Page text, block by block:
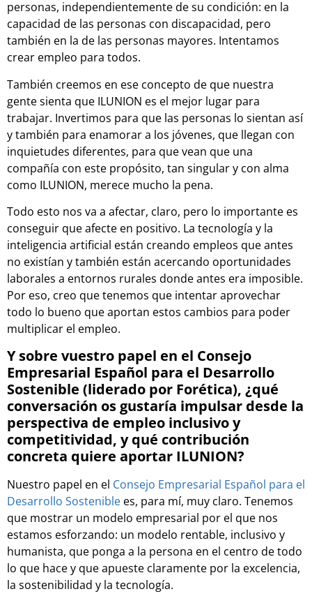
personas, independientemente de su condición: en la
capacidad de las personas con discapacidad, pero
también en la de las personas mayores. Intentamos
crear empleo para todos.
También creemos en ese concepto de que nuestra
gente sienta que ILUNION es el mejor lugar para
trabajar. Invertimos para que las personas lo sientan así
y también para enamorar a los jóvenes, que llegan con
inquietudes diferentes, para que vean que una
compañía con este propósito, tan singular y con alma
como ILUNION, merece mucho la pena.
Todo esto nos va a afectar, claro, pero lo importante es
conseguir que afecte en positivo. La tecnología y la
inteligencia artificial están creando empleos que antes
no existían y también están acercando oportunidades
laborales a entornos rurales donde antes era imposible.
Por eso, creo que tenemos que intentar aprovechar
todo lo bueno que aportan estos cambios para poder
multiplicar el empleo.
Y sobre vuestro papel en el Consejo
Empresarial Español para el Desarrollo
Sostenible (liderado por Forética), ¿qué
conversación os gustaría impulsar desde la
perspectiva de empleo inclusivo y
competitividad, y qué contribución
concreta quiere aportar ILUNION?
Nuestro papel en el Consejo Empresarial Español para el
Desarrollo Sostenible es, para mí, muy claro. Tenemos
que mostrar un modelo empresarial por el que nos
estamos esforzando: un modelo rentable, inclusivo y
humanista, que ponga a la persona en el centro de todo
lo que hace y que apueste claramente por la excelencia,
la sostenibilidad y la tecnología.